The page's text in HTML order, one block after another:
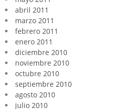
abril 2011
marzo 2011
febrero 2011
enero 2011
diciembre 2010
noviembre 2010
octubre 2010
septiembre 2010
agosto 2010
julio 2010